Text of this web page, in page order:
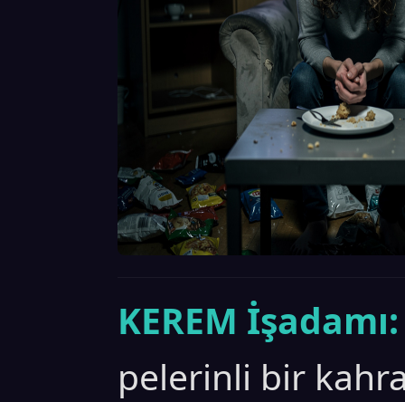
KEREM İşadamı:
pelerinli bir